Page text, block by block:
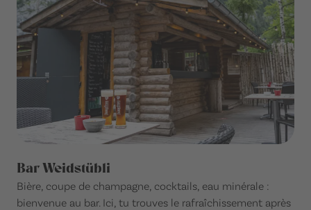
Bar Weidstübli
Bière, coupe de champagne, cocktails, eau minérale :
bienvenue au bar. Ici, tu trouves le rafraîchissement après